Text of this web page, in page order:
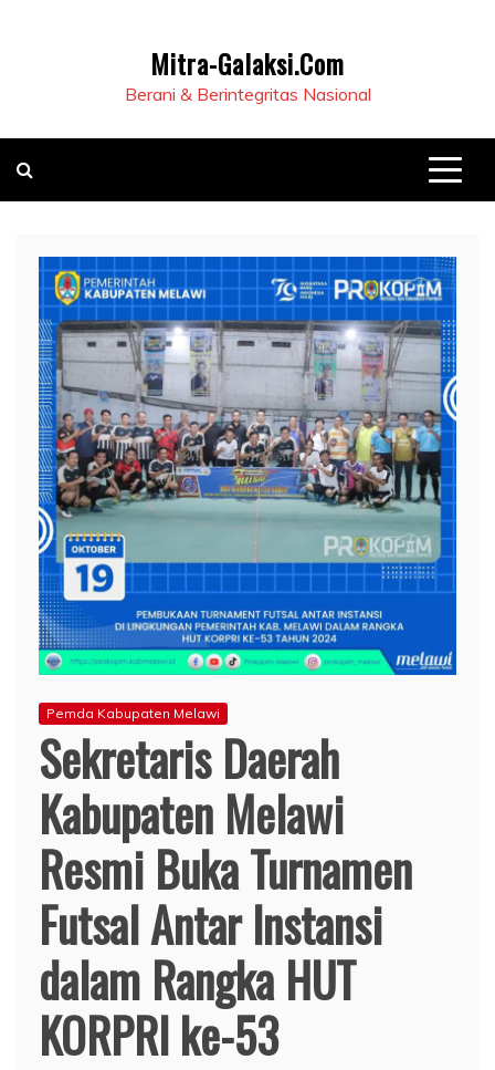
Mitra-Galaksi.Com
Berani & Berintegritas Nasional
Pemda Kabupaten Melawi
Sekretaris Daerah
Kabupaten Melawi
Resmi Buka Turnamen
Futsal Antar Instansi
dalam Rangka HUT
KORPRI ke-53